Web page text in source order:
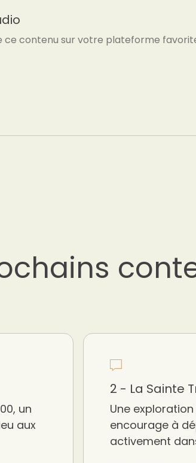
ce contenu sur votre plateforme
un
aux
2 - La Sainte
Une
encourage à
activement